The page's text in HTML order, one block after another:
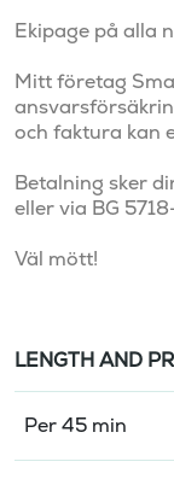
Ekipage på alla
Mitt företag
och faktura kan
Betalning sker
eller via BG
LENGTH AND
Per 45 min